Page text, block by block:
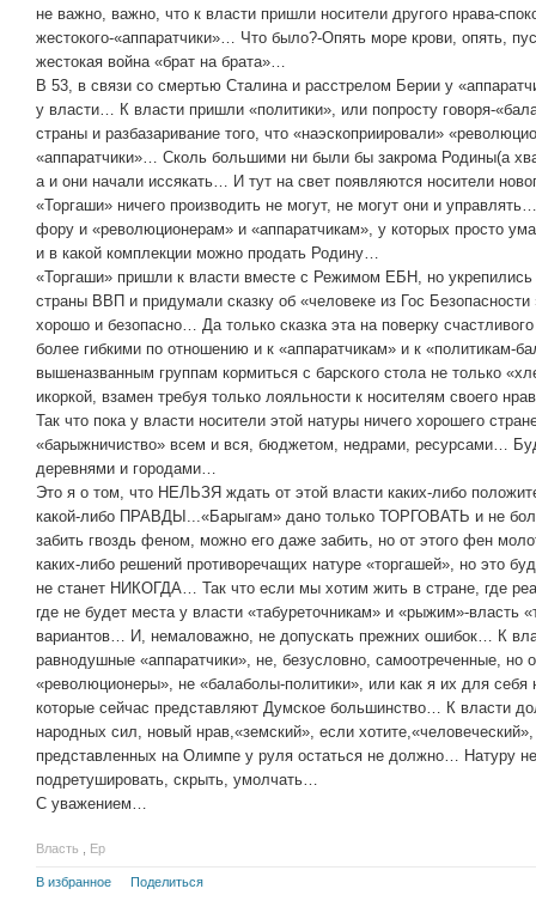
не важно, важно, что к власти пришли носители другого нрава-
жестокого-«аппаратчики»… Что было?-Опять море крови, опять,
жестокая война «брат на брата»…
В 53, в связи со смертью Сталина и расстрелом Берии у
у власти… К власти пришли «политики», или попросту говоря-
страны и разбазаривание того, что «наэскоприировали»
«аппаратчики»… Сколь большими ни были бы закрома Родины(а
а и они начали иссякать… И тут на свет появляются носители
«Торгаши» ничего производить не могут, не могут они и
фору и «революционерам» и «аппаратчикам», у которых просто
и в какой комплекции можно продать Родину…
«Торгаши» пришли к власти вместе с Режимом ЕБН, но укрепились
страны ВВП и придумали сказку об «человеке из Гос
хорошо и безопасно… Да только сказка эта на поверку
более гибкими по отношению и к «аппаратчикам» и к «политикам-
вышеназванным группам кормиться с барского стола не только
икоркой, взамен требуя только лояльности к носителям своего
Так что пока у власти носители этой натуры ничего хорошего
«барыжничиство» всем и вся, бюджетом, недрами, ресурсами…
деревнями и городами…
Это я о том, что НЕЛЬЗЯ ждать от этой власти каких-либо
какой-либо ПРАВДЫ...«Барыгам» дано только ТОРГОВАТЬ и не
забить гвоздь феном, можно его даже забить, но от этого фен
каких-либо решений противоречащих натуре «торгашей», но это
не станет НИКОГДА… Так что если мы хотим жить в стране, где
где не будет места у власти «табуреточникам» и «рыжим»-власть
вариантов… И, немаловажно, не допускать прежних ошибок… К
равнодушные «аппаратчики», не, безусловно, самоотреченные, но
«революционеры», не «балаболы-политики», или как я их для себя
которые сейчас представляют Думское большинство… К власти
народных сил, новый нрав,«земский», если
представленных на Олимпе у руля остаться не должно… Натуру
подретушировать, скрыть, умолчать…
С уважением…
Власть Ер
В избранное Поделиться